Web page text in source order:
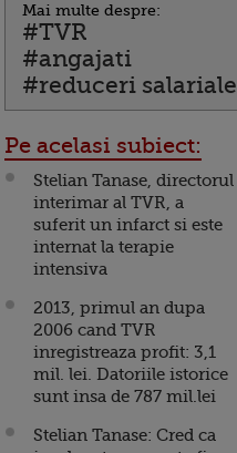
Mai multe despre:
#TVR
#angajati
#reduceri salariale
Pe acelasi subiect:
Stelian Tanase, directorul
interimar al TVR, a
suferit un infarct si este
internat la terapie
intensiva
2013, primul an dupa
2006 cand TVR
inregistreaza profit: 3,1
mil. lei. Datoriile istorice
sunt insa de 787 mil.lei
Stelian Tanase: Cred ca